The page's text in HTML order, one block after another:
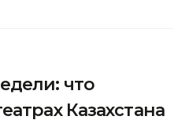
что
Казахстана